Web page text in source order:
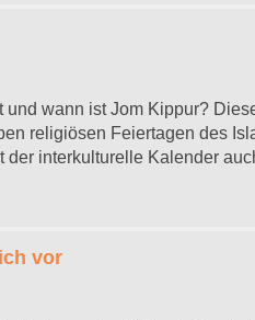
wann ist Jom Kippur?
religiösen Feiertagen des
der interkulturelle Kalender
vor